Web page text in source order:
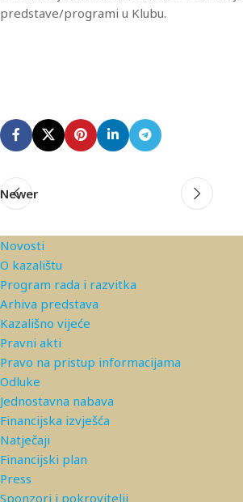
predstave/programi u Klubu.
Newer
Novosti
O kazalištu
Program rada i razvitka
Arhiva predstava
Kazališno vijeće
Pravni akti
Pravo na pristup informacijama
Odluke
Jednostavna nabava
Financijska izvješća
Natječaji
Financijski plan
Press
Sponzori i pokrovitelji